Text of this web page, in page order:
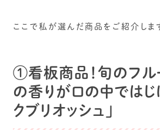
ここで私が選んだ商品をご紹介しま
①看板商品！旬のフル
の香りが口の中ではじ
クブリオッシュ」